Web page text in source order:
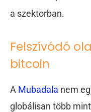
a szektorban.
Felszívódó
bitcoin
A Mubadala nem
globálisan több mint